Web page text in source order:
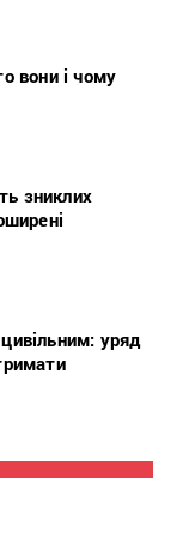
вони і чому
зниклих
уряд